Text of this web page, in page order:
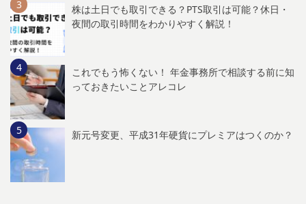
株は土日でも取引できる？PTS取引は可能？休日・
夜間の取引時間をわかりやすく解説！
これでもう怖くない！ 年金事務所で相談する前に知
っておきたいことアレコレ
新元号変更、平成31年硬貨にプレミアはつくのか？